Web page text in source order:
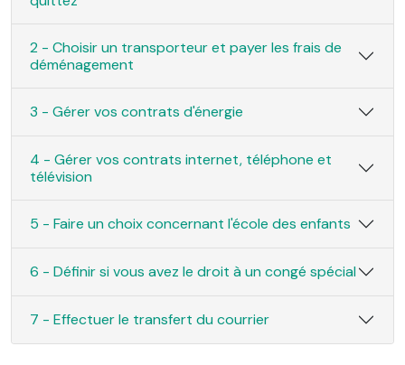
2 - Choisir un transporteur et payer les frais de
déménagement
3 - Gérer vos contrats d'énergie
4 - Gérer vos contrats internet, téléphone et
télévision
5 - Faire un choix concernant l'école des enfants
6 - Définir si vous avez le droit à un congé spécial
7 - Effectuer le transfert du courrier